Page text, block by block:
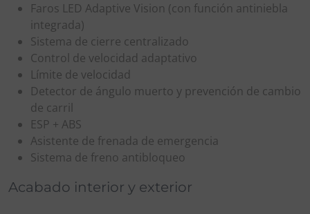
Faros LED Adaptive Vision (con función antiniebla
integrada)
Sistema de cierre centralizado
Control de velocidad adaptativo
Límite de velocidad
Detector de ángulo muerto y prevención de cambio
de carril
ESP + ABS
Asistente de frenada de emergencia
Sistema de freno antibloqueo
Acabado interior y exterior